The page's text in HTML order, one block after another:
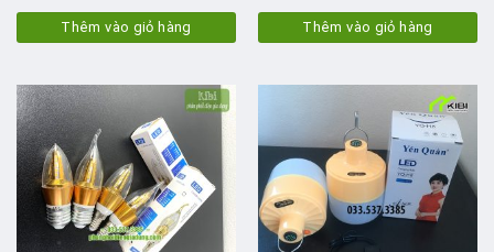
Thêm vào giỏ hàng Thêm vào giỏ hàng